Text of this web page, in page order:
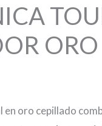
ORO
oro cepillado